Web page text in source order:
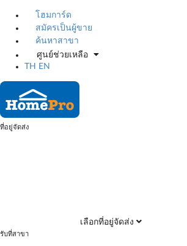
โฮมการ์ด
สมัครเป็นผู้ขาย
ค้นหาสาขา
ศูนย์ช่วยเหลือ
TH
EN
ที่อยู่จัดส่ง
เลือกที่อยู่จัดส่ง
รับที่สาขา